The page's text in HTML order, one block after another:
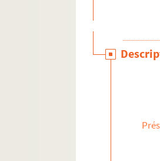
Ms 2480. Bedae
Ms 2481.
Ms 2482. Retraite